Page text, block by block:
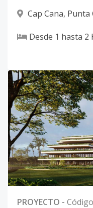
Cap Cana, Punta
Desde 1 hasta 2
PROYECTO - Código